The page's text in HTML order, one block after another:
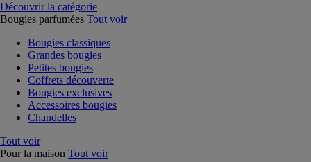
Découvrir la catégorie
Bougies parfumées Tout voir
Bougies classiques
Grandes bougies
Petites bougies
Coffrets découverte
Bougies exclusives
Accessoires bougies
Chandelles
Tout voir
Pour la maison Tout voir